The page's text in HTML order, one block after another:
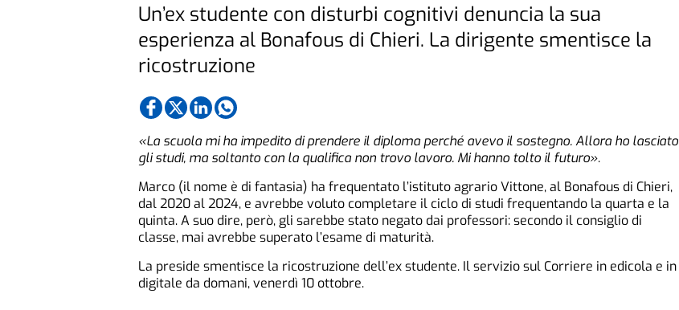
Un’ex studente con disturbi cognitivi denuncia la sua
esperienza al Bonafous di Chieri. La dirigente smentisce la
ricostruzione
«La scuola mi ha impedito di prendere il diploma perché avevo il sostegno. Allora ho lasciato
gli studi, ma soltanto con la qualifica non trovo lavoro. Mi hanno tolto il futuro».
Marco (il nome è di fantasia) ha frequentato l’istituto agrario Vittone, al Bonafous di Chieri,
dal 2020 al 2024, e avrebbe voluto completare il ciclo di studi frequentando la quarta e la
quinta. A suo dire, però, gli sarebbe stato negato dai professori: secondo il consiglio di
classe, mai avrebbe superato l’esame di maturità.
La preside smentisce la ricostruzione dell’ex studente. Il servizio sul Corriere in edicola e in
digitale da domani, venerdì 10 ottobre.